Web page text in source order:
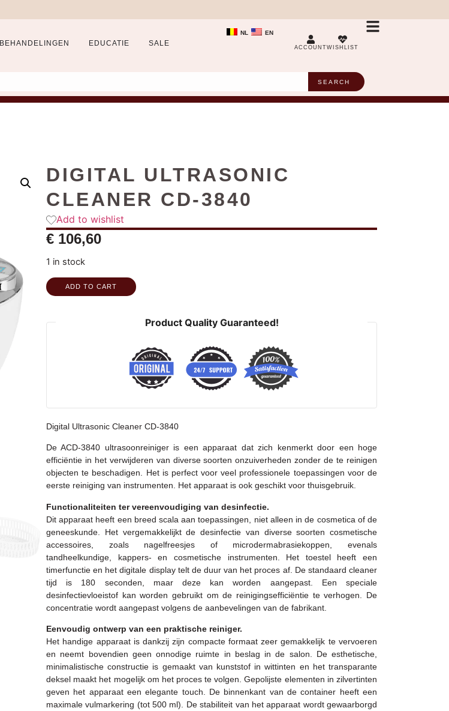
BEHANDELINGEN EDUCATIE SALE
NL EN
ACCOUNTWISHLIST
SEARCH
DIGITAL ULTRASONIC
CLEANER CD-3840
Add to wishlist
€ 106,60
1 in stock
ADD TO CART
Product Quality Guaranteed!
Digital Ultrasonic Cleaner CD-3840
De ACD-3840 ultrasoonreiniger is een apparaat dat zich kenmerkt door een hoge
efficiëntie in het verwijderen van diverse soorten onzuiverheden zonder de te reinigen
objecten te beschadigen. Het is perfect voor veel professionele toepassingen voor de
eerste reiniging van instrumenten. Het apparaat is ook geschikt voor thuisgebruik.
Functionaliteiten ter vereenvoudiging van desinfectie.
Dit apparaat heeft een breed scala aan toepassingen, niet alleen in de cosmetica of de
geneeskunde. Het vergemakkelijkt de desinfectie van diverse soorten cosmetische
accessoires, zoals nagelfreesjes of microdermabrasiekoppen, evenals
tandheelkundige, kappers- en cosmetische instrumenten. Het toestel heeft een
timerfunctie en het digitale display telt de duur van het proces af. De standaard cleaner
tijd is 180 seconden, maar deze kan worden aangepast. Een speciale
desinfectievloeistof kan worden gebruikt om de reinigingsefficiëntie te verhogen. De
concentratie wordt aangepast volgens de aanbevelingen van de fabrikant.
Eenvoudig ontwerp van een praktische reiniger.
Het handige apparaat is dankzij zijn compacte formaat zeer gemakkelijk te vervoeren
en neemt bovendien geen onnodige ruimte in beslag in de salon. De esthetische,
minimalistische constructie is gemaakt van kunststof in wittinten en het transparante
deksel maakt het mogelijk om het proces te volgen. Gepolijste elementen in zilvertinten
geven het apparaat een elegante touch. De binnenkant van de container heeft een
maximale vulmarkering (tot 500 ml). De stabiliteit van het apparaat wordt gewaarborgd